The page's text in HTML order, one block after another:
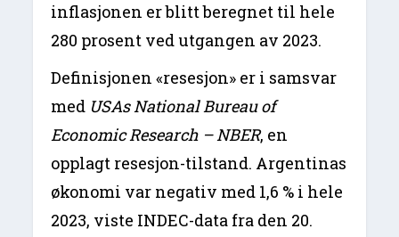
inflasjonen er blitt beregnet til hele
280 prosent ved utgangen av 2023.
Definisjonen «resesjon» er i samsvar
med USAs National Bureau of
Economic Research – NBER, en
opplagt resesjon-tilstand. Argentinas
økonomi var negativ med 1,6 % i hele
2023, viste INDEC-data fra den 20.